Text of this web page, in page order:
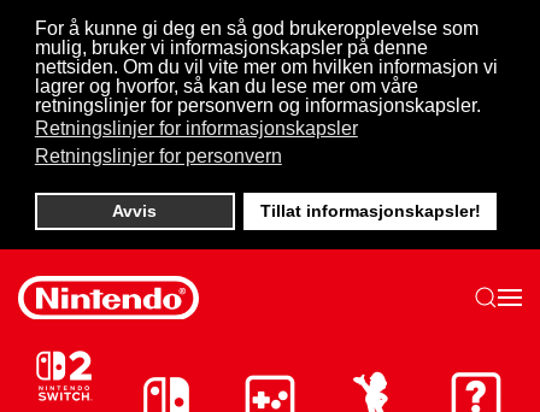
For å kunne gi deg en så god brukeropplevelse som
mulig, bruker vi informasjonskapsler på denne
nettsiden. Om du vil vite mer om hvilken informasjon vi
lagrer og hvorfor, så kan du lese mer om våre
retningslinjer for personvern og informasjonskapsler.
Retningslinjer for informasjonskapsler
Retningslinjer for personvern
Avvis Tillat informasjonskapsler!
Skip to main content